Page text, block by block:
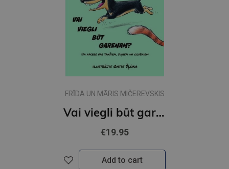
FRĪDA UN MĀRIS MIČEREVSKIS
Vai viegli būt garenam
€19.95
Add to cart